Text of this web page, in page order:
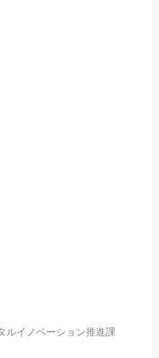
ルイノベーション推進課